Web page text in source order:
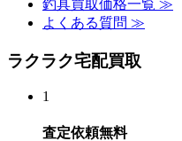
釣具買取価格一覧 ≫
よくある質問 ≫
ラクラク宅配買取
1
査定依頼無料